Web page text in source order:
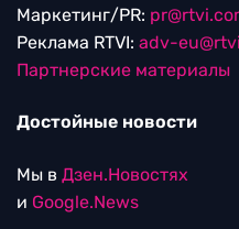
Маркетинг/PR:
Реклама RTVI: adv-
Партнерские материалы
Достойные новости
Мы в Дзен.Новостях
и Google.News